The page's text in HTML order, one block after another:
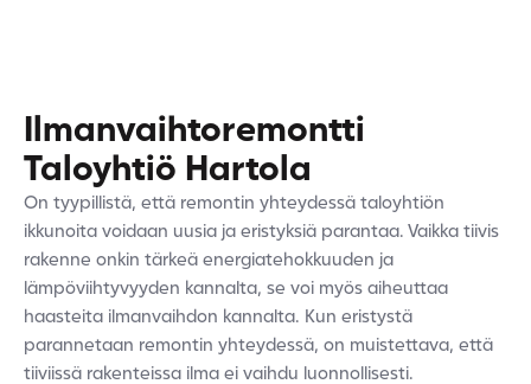
Ilmanvaihtoremontti
Taloyhtiö Hartola
On tyypillistä, että remontin yhteydessä taloyhtiön
ikkunoita voidaan uusia ja eristyksiä parantaa. Vaikka tiivis
rakenne onkin tärkeä energiatehokkuuden ja
lämpöviihtyvyyden kannalta, se voi myös aiheuttaa
haasteita ilmanvaihdon kannalta. Kun eristystä
parannetaan remontin yhteydessä, on muistettava, että
tiiviissä rakenteissa ilma ei vaihdu luonnollisesti.